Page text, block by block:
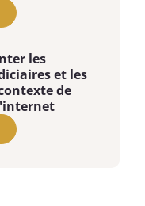
les
et les
de